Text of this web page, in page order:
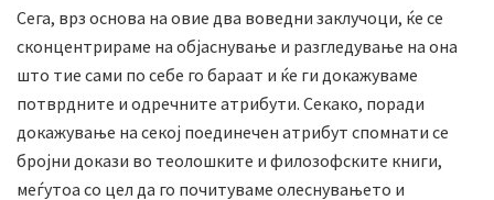
Сега, врз основа на овие два воведни заклучоци, ќе се
сконцентрираме на објаснување и разгледување на она
што тие сами по себе го бараат и ќе ги докажуваме
потврдните и одречните атрибути. Секако, поради
докажување на секој поединечен атрибут спомнати се
бројни докази во теолошките и филозофските книги,
меѓутоа со цел да го почитуваме олеснувањето и